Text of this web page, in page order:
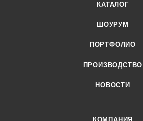
КАТАЛОГ
ШОУРУМ
ПОРТФОЛИО
ПРОИЗВОДСТВО
НОВОСТИ